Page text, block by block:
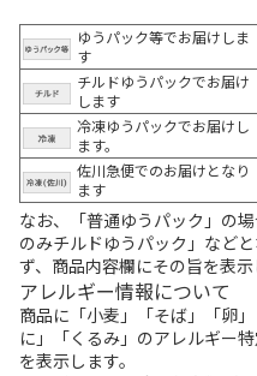
ゆうパック等でお届けしま
す
チルドゆうパックでお届け
します
冷凍ゆうパックでお届けし
ます。
佐川急便でのお届けとなり
ます
なお、「普通ゆうパック」の
のみチルドゆうパック」など
ず、商品内容欄にその旨を表示
アレルギー情報について
商品に「小麦」「そば」「卵
に」「くるみ」のアレルギー
を表示します。